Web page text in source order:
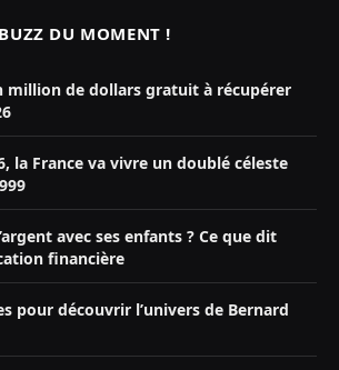
DU MOMENT !
million de dollars gratuit à récupérer
la France va vivre un doublé céleste
avec ses enfants ? Ce que dit
financière
pour découvrir l’univers de Bernard